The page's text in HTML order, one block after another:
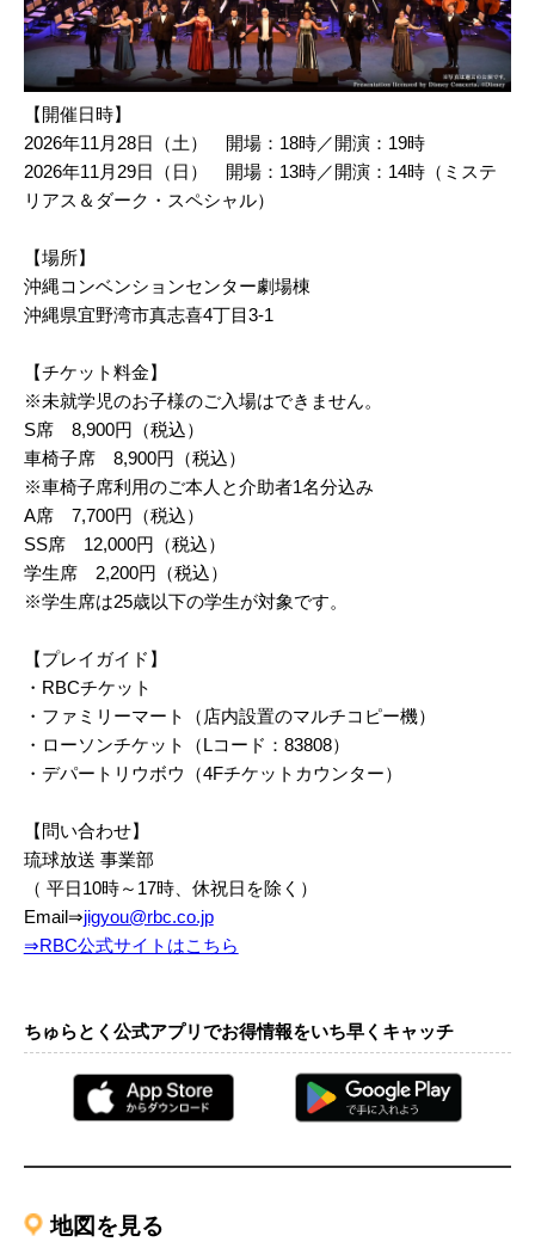
【開催日時】
2026年11月28日（土） 開場：18時／開演：19時
2026年11月29日（日） 開場：13時／開演：14時（ミステ
リアス＆ダーク・スペシャル）
【場所】
沖縄コンベンションセンター劇場棟
沖縄県宜野湾市真志喜4丁目3-1
【チケット料金】
※未就学児のお子様のご入場はできません。
S席 8,900円（税込）
車椅子席 8,900円（税込）
※車椅子席利用のご本人と介助者1名分込み
A席 7,700円（税込）
SS席 12,000円（税込）
学生席 2,200円（税込）
※学生席は25歳以下の学生が対象です。
【プレイガイド】
・RBCチケット
・ファミリーマート（店内設置のマルチコピー機）
・ローソンチケット（Lコード：83808）
・デパートリウボウ（4Fチケットカウンター）
【問い合わせ】
琉球放送 事業部
（ 平日10時～17時、休祝日を除く）
Email⇒jigyou@rbc.co.jp
⇒RBC公式サイトはこちら
ちゅらとく公式アプリでお得情報をいち早くキャッチ
地図を見る